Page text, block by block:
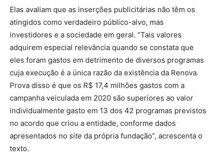
Elas avaliam que as inserções publicitárias não têm os
atingidos como verdadeiro público-alvo, mas
investidores e a sociedade em geral. “Tais valores
adquirem especial relevância quando se constata que
eles foram gastos em detrimento de diversos programas
cuja execução é a única razão da existência da Renova.
Prova disso é que os R$ 17,4 milhões gastos com a
campanha veiculada em 2020 são superiores ao valor
individualmente gasto em 13 dos 42 programas previstos
no acordo que criou a entidade, conforme dados
apresentados no site da própria fundação”, acrescenta o
texto.